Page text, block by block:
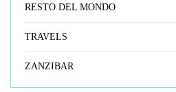
RESTO DEL MONDO
TRAVELS
ZANZIBAR